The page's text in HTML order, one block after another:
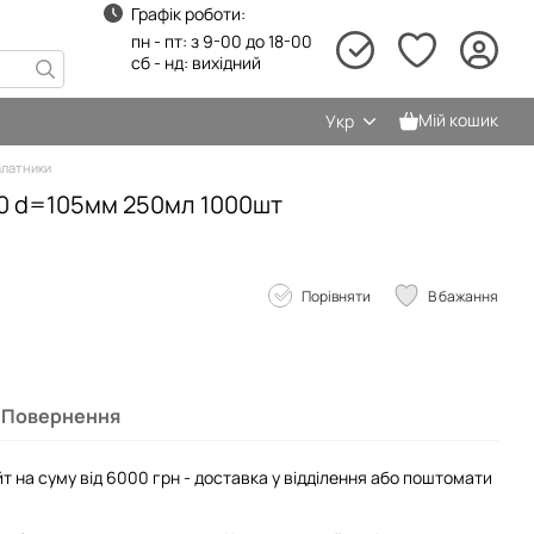
Графік роботи:
пн - пт: з 9-00 до 18-00
сб - нд: вихідний
Укр Мій кошик
d=105мм 250мл 1000шт
Порівняти В бажання
Повернення
на суму від 6000 грн - доставка у відділення або поштомати